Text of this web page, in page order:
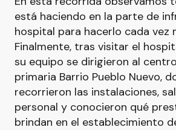
está haciendo en la parte de
hospital para hacerlo cada vez
Finalmente, tras visitar el
su equipo se dirigieron al
primaria Barrio Pueblo Nuevo,
recorrieron las instalaciones,
personal y conocieron qué
brindan en el establecimiento